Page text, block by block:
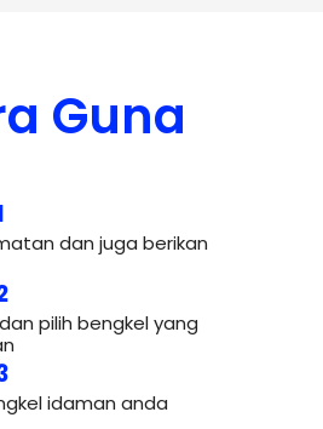
Guna
dan juga berikan
pilih bengkel yang
idaman anda